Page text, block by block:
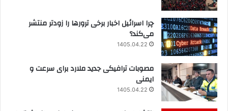
چرا اسرائیل اخبار برخی ترورها را زودتر منتشر
می‌کند؟
1405.04.22
مصوبات ترافیکی جدید ملارد برای سرعت و
ایمنی
1405.04.22